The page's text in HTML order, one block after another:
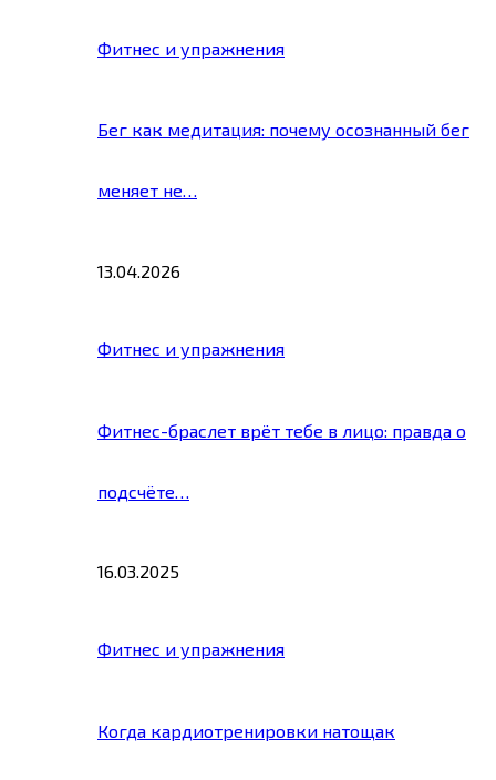
Фитнес и упражнения
Бег как медитация: почему осознанный бег
меняет не…
13.04.2026
Фитнес и упражнения
Фитнес-браслет врёт тебе в лицо: правда о
подсчёте…
16.03.2025
Фитнес и упражнения
Когда кардиотренировки натощак